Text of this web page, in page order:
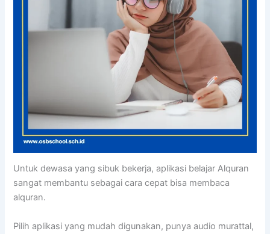
Untuk dewasa yang sibuk bekerja, aplikasi belajar Alquran
sangat membantu sebagai cara cepat bisa membaca
alquran.
Pilih aplikasi yang mudah digunakan, punya audio murattal,